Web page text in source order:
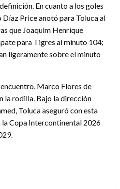
En cuanto a los goles
Price anotó para Toluca al
que Joaquim Henrique
para Tigres al minuto 104;
ligeramente sobre el minuto
Marco Flores de
la rodilla. Bajo la dirección
Toluca aseguró con esta
Copa Intercontinental 2026